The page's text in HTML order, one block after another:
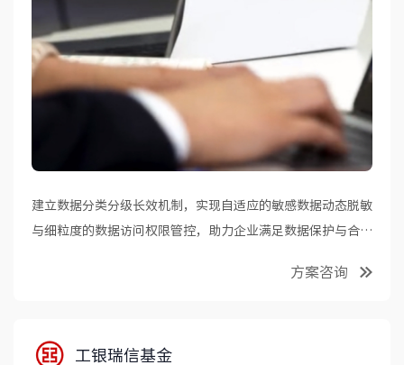
建立数据分类分级长效机制，实现自适应的敏感数据动态脱敏
与细粒度的数据访问权限管控，助力企业满足数据保护与合规
方案咨询
工银瑞信基金